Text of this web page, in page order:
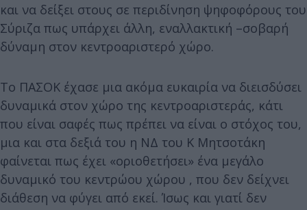
και να δείξει στους σε περιδίνηση ψηφοφόρους του
Σύριζα πως υπάρχει άλλη, εναλλακτική –σοβαρή
δύναμη στον κεντροαριστερό χώρο.
Το ΠΑΣΟΚ έχασε μια ακόμα ευκαιρία να διεισδύσει
δυναμικά στον χώρο της κεντροαριστεράς, κάτι
που είναι σαφές πως πρέπει να είναι ο στόχος του,
μια και στα δεξιά του η ΝΔ του Κ Μητσοτάκη
φαίνεται πως έχει «οριοθετήσει» ένα μεγάλο
δυναμικό του κεντρώου χώρου , που δεν δείχνει
διάθεση να φύγει από εκεί. Ίσως και γιατί δεν